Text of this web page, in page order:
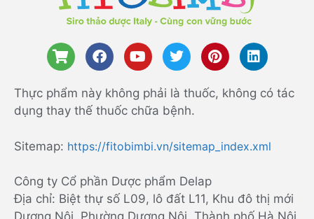
Thực phẩm này không phải là thuốc, không có tác
dụng thay thế thuốc chữa bệnh.
Sitemap: https://fitobimbi.vn/sitemap_index.xml
Công ty Cổ phần Dược phẩm Delap
Địa chỉ: Biệt thự số L09, lô đất L11, Khu đô thị mới
Dương Nội, Phường Dương Nội, Thành phố Hà Nội,